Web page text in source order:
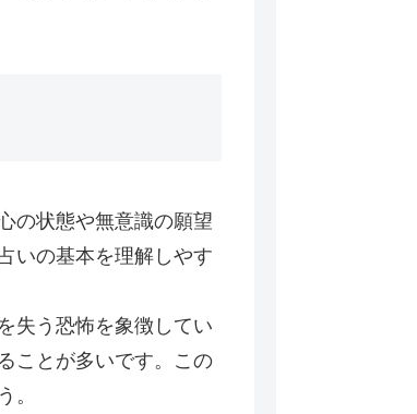
の状態や無意識の願望
いの基本を理解しやす
失う恐怖を象徴してい
ことが多いです。この
。